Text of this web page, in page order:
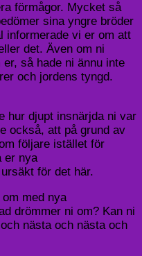
förmågor. Mycket så
sina yngre bröder
informerade vi er om att
det. Även om ni
så hade ni ännu inte
och jordens tyngd.
hur djupt insnärjda ni var
också, att på grund av
följare istället för
er nya
för det här.
med nya
drömmer ni om? Kan ni
nästa och nästa och